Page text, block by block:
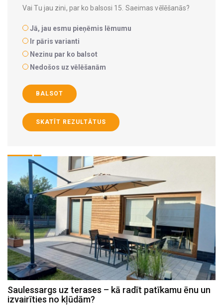
Vai Tu jau zini, par ko balsosi 15. Saeimas vēlēšanās?
Jā, jau esmu pieņēmis lēmumu
Ir pāris varianti
Nezinu par ko balsot
Nedošos uz vēlēšanām
BALSOT
SKATĪT REZULTĀTUS
Saulessargs uz terases – kā radīt patīkamu ēnu un
izvairīties no kļūdām?